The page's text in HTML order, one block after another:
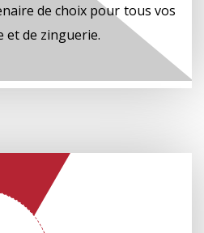
de choix pour tous vos
et de zinguerie.